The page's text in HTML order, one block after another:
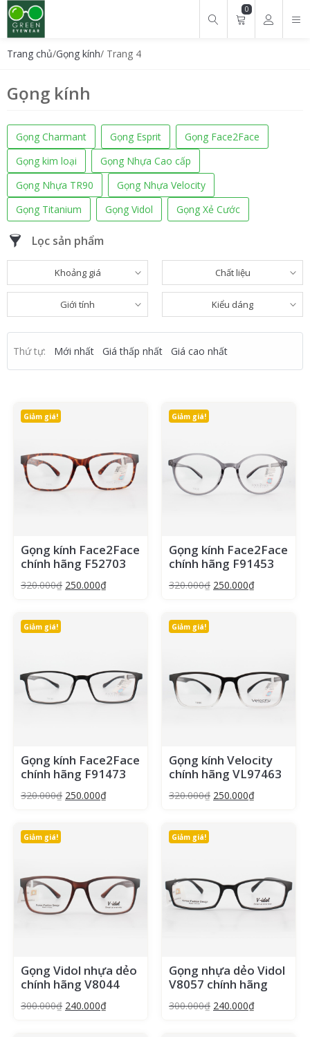
0
Trang chủ/Gọng kính/ Trang 4
Gọng kính
Gọng Charmant Gọng Esprit
Gọng Face2Face
Gọng kim loại
Gọng Nhựa Cao cấp
Gọng Nhựa TR90
Gọng Nhựa Velocity
Gọng Titanium
Gọng Vidol Gọng Xẻ Cước
Lọc sản phẩm
Khoảng giá Chất liệu
Giới tính Kiểu dáng
Thứ tự: Mới nhất Giá thấp nhất Giá cao nhất
Giảm giá!
Gọng kính Face2Face
chính hãng F52703
320.000₫ 250.000₫
Giảm giá!
Gọng kính Face2Face
chính hãng F91453
320.000₫ 250.000₫
Giảm giá!
Gọng kính Face2Face
chính hãng F91473
320.000₫ 250.000₫
Giảm giá!
Gọng kính Velocity
chính hãng VL97463
320.000₫ 250.000₫
Giảm giá!
Gọng Vidol nhựa dẻo
chính hãng V8044
300.000₫ 240.000₫
Giảm giá!
Gọng nhựa dẻo Vidol
V8057 chính hãng
300.000₫ 240.000₫